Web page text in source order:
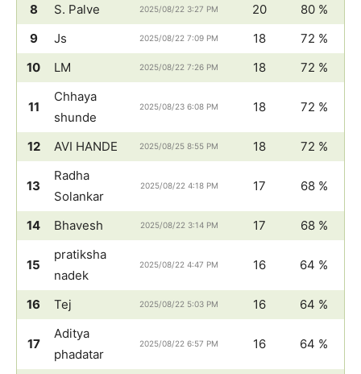
8 S. Palve 2025/08/22 3:27 PM 20
80 %
9
Js 2025/08/22 7:09 PM 18
72 %
10
LM 2025/08/22 7:26 PM 18 72 %
11
Chhaya
shunde
2025/08/23 6:08 PM 18 72 %
12 AVI HANDE 2025/08/25 8:55 PM 18 72 %
13
Radha
Solankar
2025/08/22 4:18 PM 17 68 %
14 Bhavesh 2025/08/22 3:14 PM 17 68 %
15
pratiksha
nadek
2025/08/22 4:47 PM 16 64 %
16 Tej 2025/08/22 5:03 PM 16 64 %
17
Aditya
phadatar
2025/08/22 6:57 PM 16 64 %